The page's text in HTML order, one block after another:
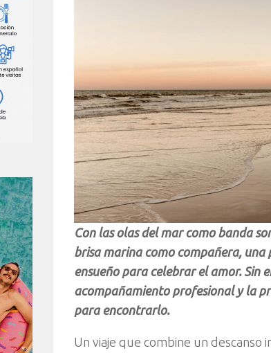
Con las olas del mar como banda
brisa marina como compañera, una
ensueño para celebrar el amor. Sin
acompañamiento profesional y la
para encontrarlo.
Un viaje que combine un descanso